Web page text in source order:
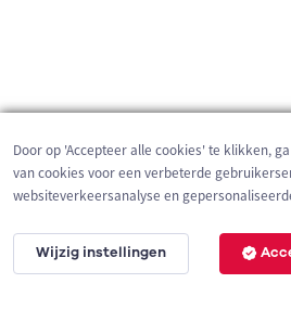
200 m
Door op 'Accepteer alle cookies' te klikken,
van cookies voor een verbeterde
websiteverkeersanalyse en
Wijzig instellingen